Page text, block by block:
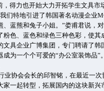
，得力也开始大力开拓学生文具
们特地引进了韩国著名动漫企业
、蓝熊和兔子小姐。”娄甫君说，
粉色、蓝色和绿色三种色彩，使其
文具企业广博集团，专门聘请了
成为一个个可爱的“办公室装饰品
业协会会长的邱智铭，在最近一
家一起转型，拓展国内的这块新兴